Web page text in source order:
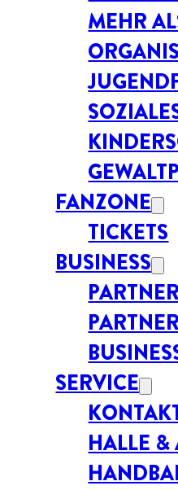
MEHR
FANZONE
TICKETS
BUSINESS
PARTNER
SERVICE
HALLE &